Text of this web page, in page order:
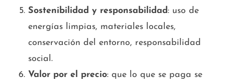
Sostenibilidad y responsabilidad: uso de
energías limpias, materiales locales,
conservación del entorno, responsabilidad
social.
Valor por el precio: que lo que se paga se